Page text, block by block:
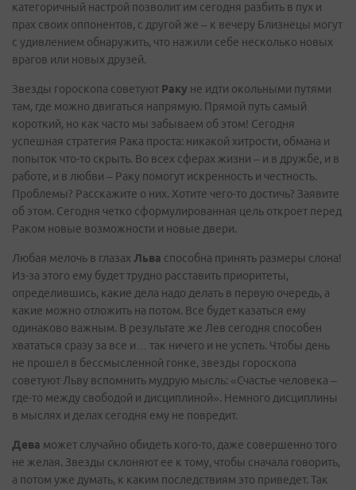
категоричный настрой позволит им сегодня разбить в пух и
прах своих оппонентов, с другой же – к вечеру Близнецы могут
с удивлением обнаружить, что нажили себе несколько новых
врагов или новых друзей.
Звезды гороскопа советуют Раку не идти окольными путями
там, где можно двигаться напрямую. Прямой путь самый
короткий, но как часто мы забываем об этом! Сегодня
успешная стратегия Рака проста: никакой хитрости, обмана и
попыток что-то скрыть. Во всех сферах жизни – и в дружбе, и в
работе, и в любви – Раку помогут искренность и честность.
Проблемы? Расскажите о них. Хотите чего-то достичь? Заявите
об этом. Сегодня четко сформулированная цель откроет перед
Раком новые возможности и новые двери.
Любая мелочь в глазах Льва способна принять размеры слона!
Из-за этого ему будет трудно расставить приоритеты,
определившись, какие дела надо делать в первую очередь, а
какие можно отложить на потом. Все будет казаться ему
одинаково важным. В результате же Лев сегодня способен
хвататься сразу за все и… так ничего и не успеть. Чтобы день
не прошел в бессмысленной гонке, звезды гороскопа
советуют Льву вспомнить мудрую мысль: «Счастье человека –
где-то между свободой и дисциплиной». Немного дисциплины
в мыслях и делах сегодня ему не повредит.
Дева может случайно обидеть кого-то, даже совершенно того
не желая. Звезды склоняют ее к тому, чтобы сначала говорить,
а потом уже думать, к каким последствиям это приведет. Так